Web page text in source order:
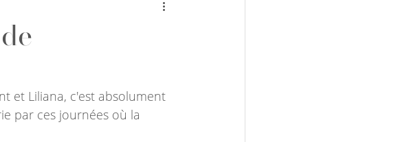
et Liliana, c'est absolument
par ces journées où la